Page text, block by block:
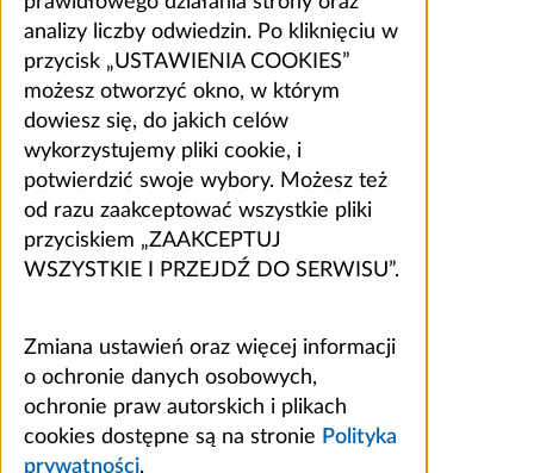
analizy liczby odwiedzin. Po kliknięciu w
przycisk „USTAWIENIA COOKIES”
możesz otworzyć okno, w którym
dowiesz się, do jakich celów
wykorzystujemy pliki cookie, i
potwierdzić swoje wybory. Możesz też
od razu zaakceptować wszystkie pliki
przyciskiem „ZAAKCEPTUJ
WSZYSTKIE I PRZEJDŹ DO SERWISU”.
Zmiana ustawień oraz więcej informacji
o ochronie danych osobowych,
ochronie praw autorskich i plikach
cookies dostępne są na stronie Polityka
prywatności.